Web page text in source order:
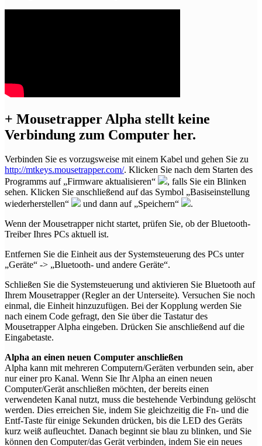
+ Mousetrapper Alpha stellt keine
Verbindung zum Computer her.
Verbinden Sie es vorzugsweise mit einem Kabel und gehen Sie zu
http://mtkeys.mousetrapper.com/. Klicken Sie nach dem Starten des
Programms auf „Firmware aktualisieren“
, falls Sie ein Blinken
sehen. Klicken Sie anschließend auf das Symbol „Basiseinstellung
wiederherstellen“
und dann auf „Speichern“
.
Wenn der Mousetrapper nicht startet, prüfen Sie, ob der Bluetooth-
Treiber Ihres PCs aktuell ist.
Entfernen Sie die Einheit aus der Systemsteuerung des PCs unter
„Geräte“ -> „Bluetooth- und andere Geräte“.
Schließen Sie die Systemsteuerung und aktivieren Sie Bluetooth auf
Ihrem Mousetrapper (Regler an der Unterseite). Versuchen Sie noch
einmal, die Einheit hinzuzufügen. Bei der Kopplung werden Sie
nach einem Code gefragt, den Sie über die Tastatur des
Mousetrapper Alpha eingeben. Drücken Sie anschließend auf die
Eingabetaste.
Alpha an einen neuen Computer anschließen
Alpha kann mit mehreren Computern/Geräten verbunden sein, aber
nur einer pro Kanal. Wenn Sie Ihr Alpha an einen neuen
Computer/Gerät anschließen möchten, der bereits einen
verwendeten Kanal nutzt, muss die bestehende Verbindung gelöscht
werden. Dies erreichen Sie, indem Sie gleichzeitig die Fn- und die
Entf-Taste für einige Sekunden drücken, bis die LED des Geräts
kurz weiß aufleuchtet. Danach beginnt sie blau zu blinken, und Sie
können den Computer/das Gerät verbinden, indem Sie ein neues